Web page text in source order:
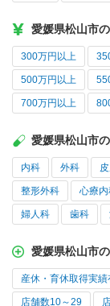
愛媛県松山市
300万円以上
500万円以上
700万円以上
愛媛県松山市
内科 外科
整形外科 心療
婦人科 歯科
愛媛県松山市
産休・育休取得実績
店舗数10～29